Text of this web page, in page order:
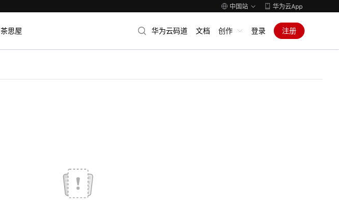
中国站 华为云App
茶思屋 华为云码道 文档 创作 登录 注册